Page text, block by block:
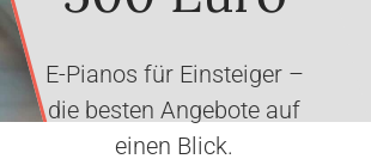
E-Pianos für Einsteiger –
die besten Angebote auf
einen Blick.